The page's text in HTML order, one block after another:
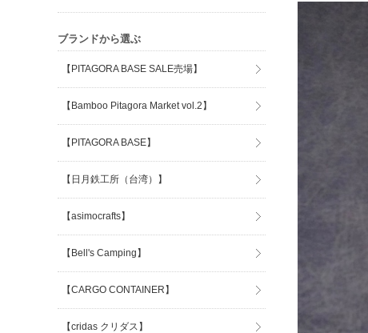
ブランドから選ぶ
【PITAGORA BASE SALE売場】
【Bamboo Pitagora Market vol.2】
【PITAGORA BASE】
【日月鉄工所（台湾）】
【asimocrafts】
【Bell's Camping】
【CARGO CONTAINER】
【cridas クリダス】